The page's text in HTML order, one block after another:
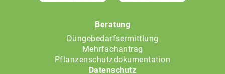
Beratung
Düngebedarfsermittlung
Mehrfachantrag
Pflanzenschutzdokumentation
Datenschutz